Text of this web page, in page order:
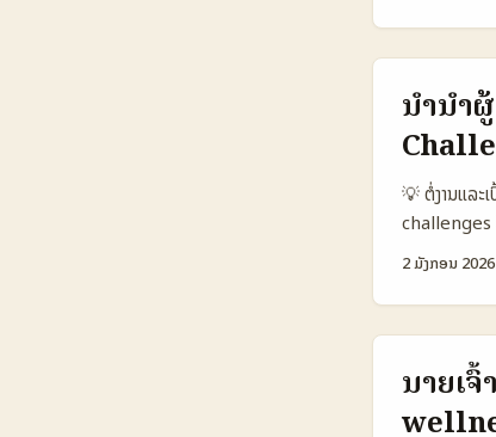
ກັດໃນອຸຣຸໄກ (
ເຄື່ອງມືຊ່ວຍຂ
ດາວໂຫລດ —
ກັບ landing
Greek
3.2%
collabs／
ສໍາລັບການດ
ນໍານຳ
💡 ຕໍ່ງານແລ
challenges
ປອດໄພ. ຄຳຖ
ຫວັງວ່າ
ຂອງປາກິສະ
ຍິ່ງໃຫຍ່ນີ້ມີ
food,
TV
2 ມັງກອນ 2026
ນາຍເ